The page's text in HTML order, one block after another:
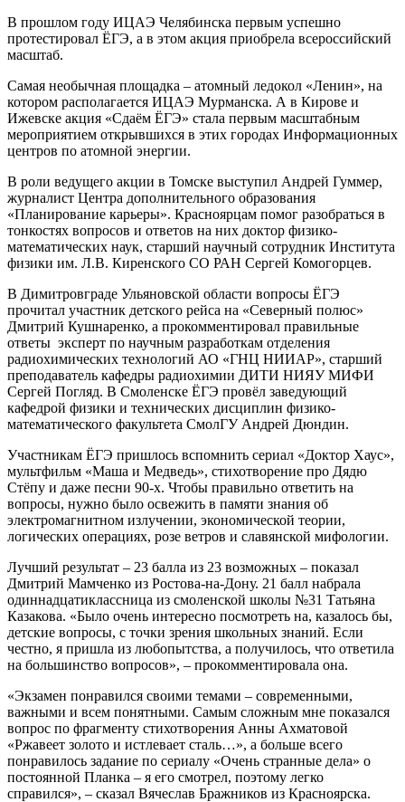
В прошлом году ИЦАЭ Челябинска первым успешно
протестировал ЁГЭ, а в этом акция приобрела всероссийский
масштаб.
Самая необычная площадка – атомный ледокол «Ленин», на
котором располагается ИЦАЭ Мурманска. А в Кирове и
Ижевске акция «Сдаём ЁГЭ» стала первым масштабным
мероприятием открывшихся в этих городах Информационных
центров по атомной энергии.
В роли ведущего акции в Томске выступил Андрей Гуммер,
журналист Центра дополнительного образования
«Планирование карьеры». Красноярцам помог разобраться в
тонкостях вопросов и ответов на них доктор физико-
математических наук, старший научный сотрудник Института
физики им. Л.В. Киренского СО РАН Сергей Комогорцев.
В Димитровграде Ульяновской области вопросы ЁГЭ
прочитал участник детского рейса на «Северный полюс»
Дмитрий Кушнаренко, а прокомментировал правильные
ответы эксперт по научным разработкам отделения
радиохимических технологий АО «ГНЦ НИИАР», старший
преподаватель кафедры радиохимии ДИТИ НИЯУ МИФИ
Сергей Погляд. В Смоленске ЁГЭ провёл заведующий
кафедрой физики и технических дисциплин физико-
математического факультета СмолГУ Андрей Дюндин.
Участникам ЁГЭ пришлось вспомнить сериал «Доктор Хаус»,
мультфильм «Маша и Медведь», стихотворение про Дядю
Стёпу и даже песни 90-х. Чтобы правильно ответить на
вопросы, нужно было освежить в памяти знания об
электромагнитном излучении, экономической теории,
логических операциях, розе ветров и славянской мифологии.
Лучший результат – 23 балла из 23 возможных – показал
Дмитрий Мамченко из Ростова-на-Дону. 21 балл набрала
одиннадцатиклассница из смоленской школы №31 Татьяна
Казакова. «Было очень интересно посмотреть на, казалось бы,
детские вопросы, с точки зрения школьных знаний. Если
честно, я пришла из любопытства, а получилось, что ответила
на большинство вопросов», – прокомментировала она.
«Экзамен понравился своими темами – современными,
важными и всем понятными. Самым сложным мне показался
вопрос по фрагменту стихотворения Анны Ахматовой
«Ржавеет золото и истлевает сталь…», а больше всего
понравилось задание по сериалу «Очень странные дела» о
постоянной Планка – я его смотрел, поэтому легко
справился», – сказал Вячеслав Бражников из Красноярска.